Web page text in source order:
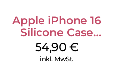
Apple iPhone 16
Silicone Case
MagSafe Black
54,90 €
inkl. MwSt.